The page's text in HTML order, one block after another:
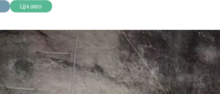
Цікаво